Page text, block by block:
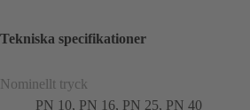
Tekniska specifikationer
Nominellt tryck
PN 10, PN 16, PN 25, PN 40